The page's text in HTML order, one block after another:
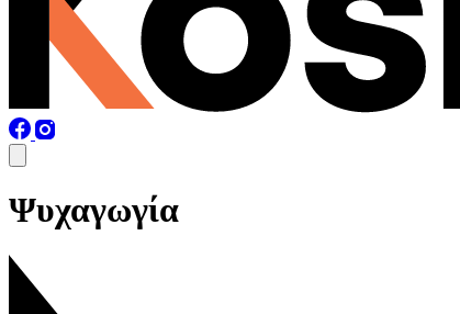
Ψυχαγωγία